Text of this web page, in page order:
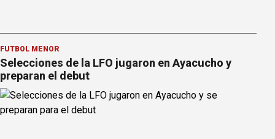
FÚTBOL MENOR
Selecciones de la LFO jugaron en Ayacucho y
preparan el debut